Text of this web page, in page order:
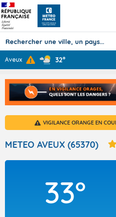
TOUS LES
Aveux 32°
VIGILANCE ORANGE EN
METEO AVEUX (65370)
33°